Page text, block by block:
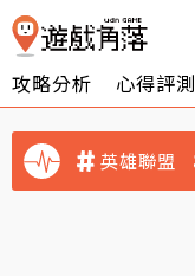
攻略分析 心得評測
英雄聯盟